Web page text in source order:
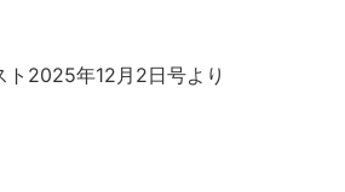
ト2025年12月2日号より